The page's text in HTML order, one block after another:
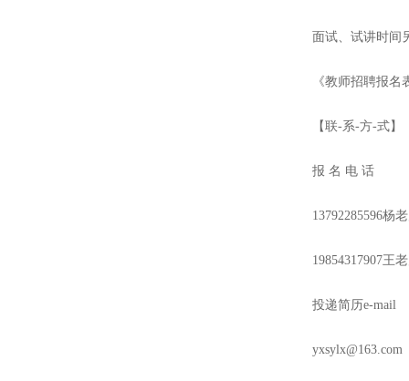
面试、试讲时间
《教师招聘报
【联-系-方-式】
报 名 电 话
13792285596杨
19854317907王
投递简历e-mail
yxsylx@163.com